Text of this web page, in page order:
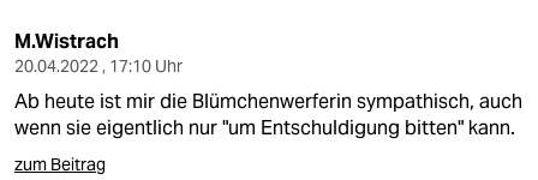
M.Wistrach
20.04.2022 , 17:10 Uhr
Ab heute ist mir die Blümchenwerferin sympathisch, auch
wenn sie eigentlich nur "um Entschuldigung bitten" kann.
zum Beitrag